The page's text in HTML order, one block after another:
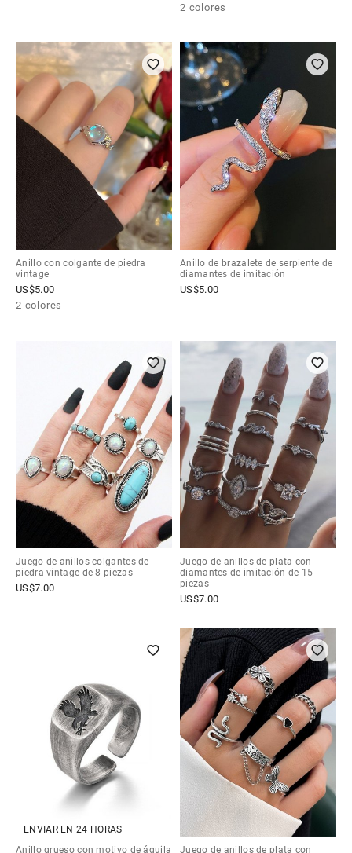
2 colores
Anillo con colgante de piedra
vintage
US$5.00
2 colores
Anillo de brazalete de serpiente de
diamantes de imitación
US$5.00
Juego de anillos colgantes de
piedra vintage de 8 piezas
US$7.00
Juego de anillos de plata con
diamantes de imitación de 15
piezas
US$7.00
ENVIAR EN 24 HORAS
Anillo grueso con motivo de águila
Juego de anillos de plata con